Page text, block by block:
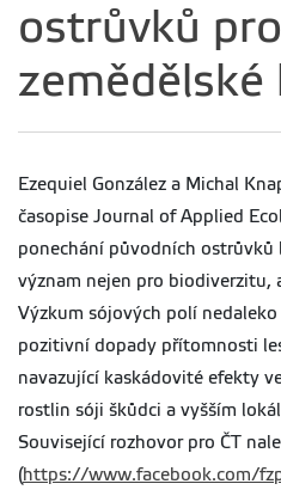
ostrůvků
zemědělské
Ezequiel González a Michal
časopise Journal of Applied
ponechání původních ostrůvků
význam nejen pro biodiverzitu,
Výzkum sójových polí
pozitivní dopady přítomnosti
navazující kaskádovité efekty
rostlin sóji škůdci a vyšším
Související rozhovor pro ČT
(https://www.facebook.com/